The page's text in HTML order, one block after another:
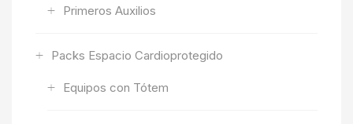
Primeros Auxilios
Packs Espacio Cardioprotegido
Equipos con Tótem